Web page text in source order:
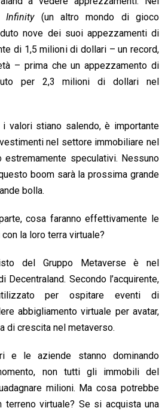
Infinity(un altro mondo di gioco
nove dei suoi appezzamenti di
di 1,5 milioni di dollari – un record,
– prima che un appezzamento di
per 2,3 milioni di dollari nel
valori stiano salendo, è importante
nel settore immobiliare nel
estremamente speculativi. Nessuno
boom sarà la prossima grande
bolla.
cosa faranno effettivamente le
la loro terra virtuale?
del Gruppo Metaverse è nel
Secondo l’acquirente,
per ospitare eventi di
abbigliamento virtuale per avatar,
di crescita nel metaverso.
e le aziende stanno dominando
non tutti gli immobili del
milioni. Ma cosa potrebbe
terreno virtuale? Se si acquista una